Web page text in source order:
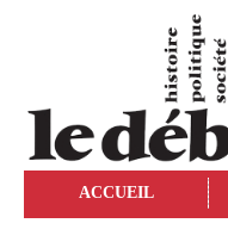
ACCUEIL